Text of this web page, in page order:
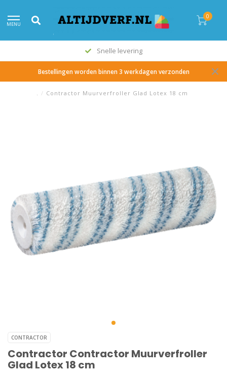
MENU
0
Snelle levering
Bestellingen worden binnen 3 werkdagen verzonden
. / Contractor Muurverfroller Glad Lotex 18 cm
CONTRACTOR
Contractor Contractor Muurverfroller
Glad Lotex 18 cm